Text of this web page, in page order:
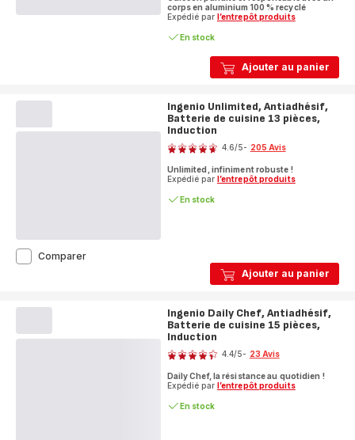
Ajouter au panier
étoiles
(moyenne)
corps en aluminium 100 % recyclé
Expédié par l’entrepôt produits
En stock
Ajouter au panier
Ingenio Unlimited, Antiadhésif,
Batterie de cuisine 13 pièces,
Induction
Note
4.6/5- 205 Avis
Unlimited, infiniment robuste !
Expédié par l’entrepôt produits
En stock
ComparerIngenio
Ingenio Daily Chef, Antiadhésif,
Batterie de cuisine 15 pièces,
Induction
Note
4.4/5- 23 Avis
Daily Chef, la résistance au quotidien !
Expédié par l’entrepôt produits
En stock